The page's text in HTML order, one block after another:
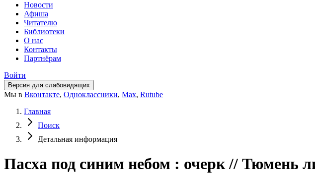
Новости
Афиша
Читателю
Библиотеки
О нас
Контакты
Партнёрам
Войти
Версия для слабовидящих
Мы в Вконтакте, Одноклассники, Max, Rutube
Главная
Поиск
Детальная информация
Пасха под синим небом : очерк // Тюмень